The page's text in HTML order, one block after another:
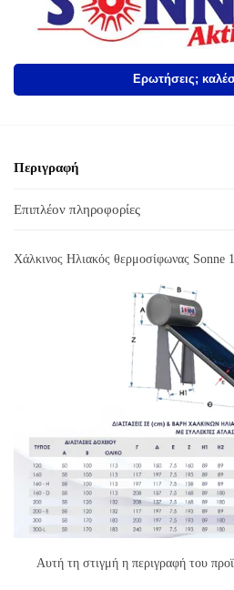
Ερωτήσεις;
Περιγραφή
Επιπλέον πληροφορίες
Χάλκινος Ηλιακός θερμοσίφωνας Sonne
Αυτή τη στιγμή η περιγραφή του